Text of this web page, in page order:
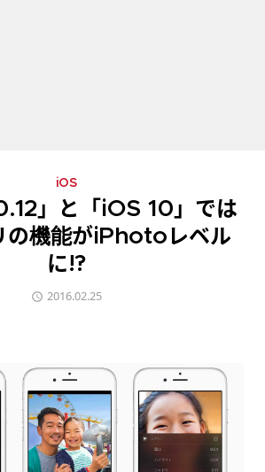
iOS
」と「iOS 10」では
の機能がiPhotoレベル
に!?
2016.02.25